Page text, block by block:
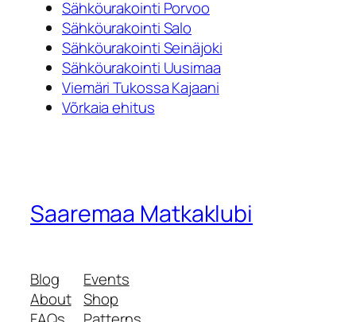
Sähköurakointi Porvoo
Sähköurakointi Salo
Sähköurakointi Seinäjoki
Sähköurakointi Uusimaa
Viemäri Tukossa Kajaani
Võrkaia ehitus
Saaremaa Matkaklubi
Blog
About
Events
Shop